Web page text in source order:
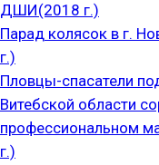
ДШИ(2018 г.)
Парад колясок в г.
г.)
Пловцы-спасатели
Витебской области
профессиональном
г.)